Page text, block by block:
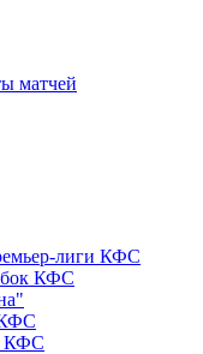
матчей
лиги КФС
КФС
КФС